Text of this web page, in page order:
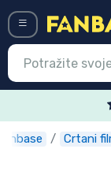
Crtani